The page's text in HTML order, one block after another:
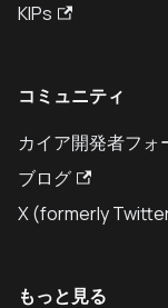
KIPs
コミュニティ
カイア開発者フォ
ブログ
X (formerly
もっと見る